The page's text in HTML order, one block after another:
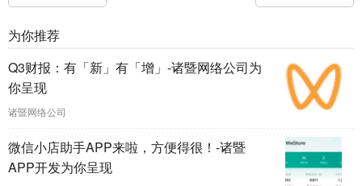
为你推荐
Q3财报：有「新」有「增」-诸暨网络公司为
你呈现
诸暨网络公司
微信小店助手APP来啦，方便得很！-诸暨
APP开发为你呈现